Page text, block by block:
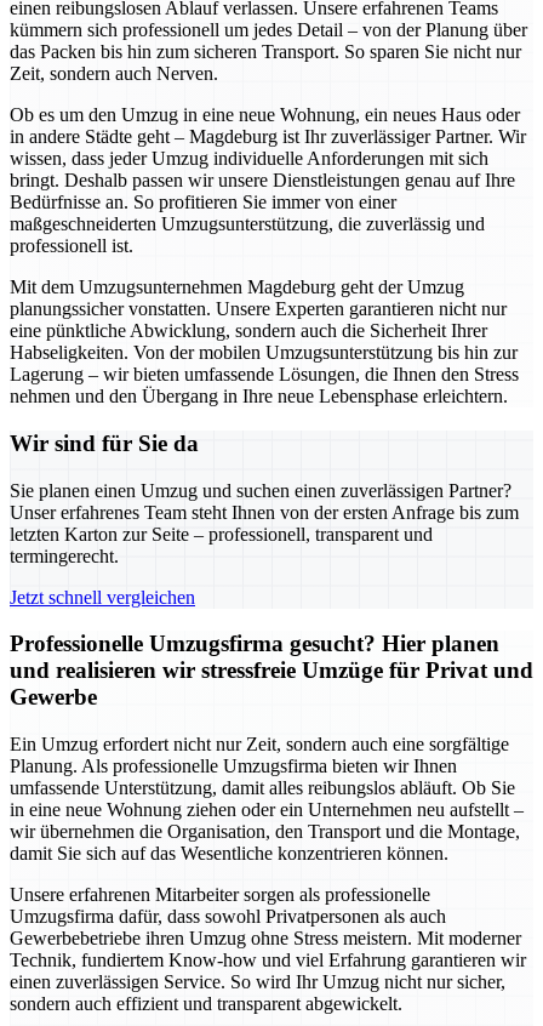
einen reibungslosen Ablauf verlassen. Unsere erfahrenen Teams
kümmern sich professionell um jedes Detail – von der Planung über
das Packen bis hin zum sicheren Transport. So sparen Sie nicht nur
Zeit, sondern auch Nerven.
Ob es um den Umzug in eine neue Wohnung, ein neues Haus oder
in andere Städte geht – Magdeburg ist Ihr zuverlässiger Partner. Wir
wissen, dass jeder Umzug individuelle Anforderungen mit sich
bringt. Deshalb passen wir unsere Dienstleistungen genau auf Ihre
Bedürfnisse an. So profitieren Sie immer von einer
maßgeschneiderten Umzugsunterstützung, die zuverlässig und
professionell ist.
Mit dem Umzugsunternehmen Magdeburg geht der Umzug
planungssicher vonstatten. Unsere Experten garantieren nicht nur
eine pünktliche Abwicklung, sondern auch die Sicherheit Ihrer
Habseligkeiten. Von der mobilen Umzugsunterstützung bis hin zur
Lagerung – wir bieten umfassende Lösungen, die Ihnen den Stress
nehmen und den Übergang in Ihre neue Lebensphase erleichtern.
Wir sind für Sie da
Sie planen einen Umzug und suchen einen zuverlässigen Partner?
Unser erfahrenes Team steht Ihnen von der ersten Anfrage bis zum
letzten Karton zur Seite – professionell, transparent und
termingerecht.
Jetzt schnell vergleichen
Professionelle Umzugsfirma gesucht? Hier planen
und realisieren wir stressfreie Umzüge für Privat und
Gewerbe
Ein Umzug erfordert nicht nur Zeit, sondern auch eine sorgfältige
Planung. Als professionelle Umzugsfirma bieten wir Ihnen
umfassende Unterstützung, damit alles reibungslos abläuft. Ob Sie
in eine neue Wohnung ziehen oder ein Unternehmen neu aufstellt –
wir übernehmen die Organisation, den Transport und die Montage,
damit Sie sich auf das Wesentliche konzentrieren können.
Unsere erfahrenen Mitarbeiter sorgen als professionelle
Umzugsfirma dafür, dass sowohl Privatpersonen als auch
Gewerbebetriebe ihren Umzug ohne Stress meistern. Mit moderner
Technik, fundiertem Know-how und viel Erfahrung garantieren wir
einen zuverlässigen Service. So wird Ihr Umzug nicht nur sicher,
sondern auch effizient und transparent abgewickelt.